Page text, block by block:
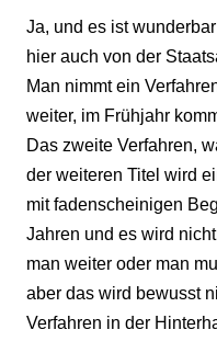
Ja, und es ist
hier auch von der
Man nimmt ein
weiter, im Frühjahr
Das zweite Verfahren,
der weiteren Titel wird
mit fadenscheinigen
Jahren und es wird
man weiter oder man
aber das wird bewusst
Verfahren in der